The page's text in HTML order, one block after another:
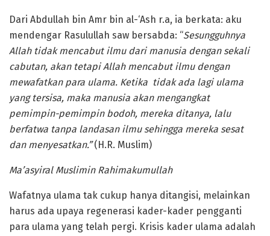
Dari Abdullah bin Amr bin al-‘Ash r.a, ia berkata: aku
mendengar Rasulullah saw bersabda: “Sesungguhnya
Allah tidak mencabut ilmu dari manusia dengan sekali
cabutan, akan tetapi Allah mencabut ilmu dengan
mewafatkan para ulama. Ketika tidak ada lagi ulama
yang tersisa, maka manusia akan mengangkat
pemimpin-pemimpin bodoh, mereka ditanya, lalu
berfatwa tanpa landasan ilmu sehingga mereka sesat
dan menyesatkan.”(H.R. Muslim)
Ma’asyiral Muslimin Rahimakumullah
Wafatnya ulama tak cukup hanya ditangisi, melainkan
harus ada upaya regenerasi kader-kader pengganti
para ulama yang telah pergi. Krisis kader ulama adalah